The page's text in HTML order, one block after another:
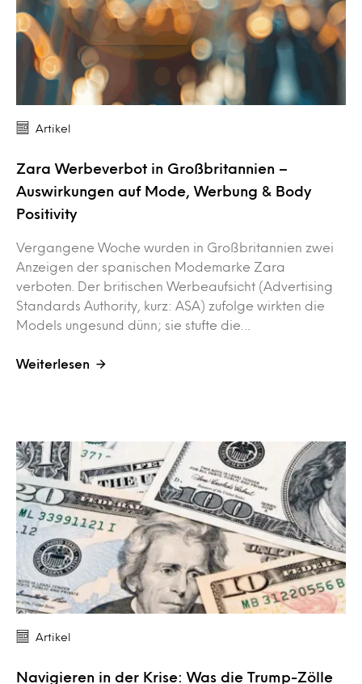
Artikel
Zara Werbeverbot in Großbritannien –
Auswirkungen auf Mode, Werbung & Body
Positivity
Vergangene Woche wurden in Großbritannien zwei
Anzeigen der spanischen Modemarke Zara
verboten. Der britischen Werbeaufsicht (Advertising
Standards Authority, kurz: ASA) zufolge wirkten die
Models ungesund dünn; sie stufte die…
Weiterlesen
Artikel
Navigieren in der Krise: Was die Trump-Zölle